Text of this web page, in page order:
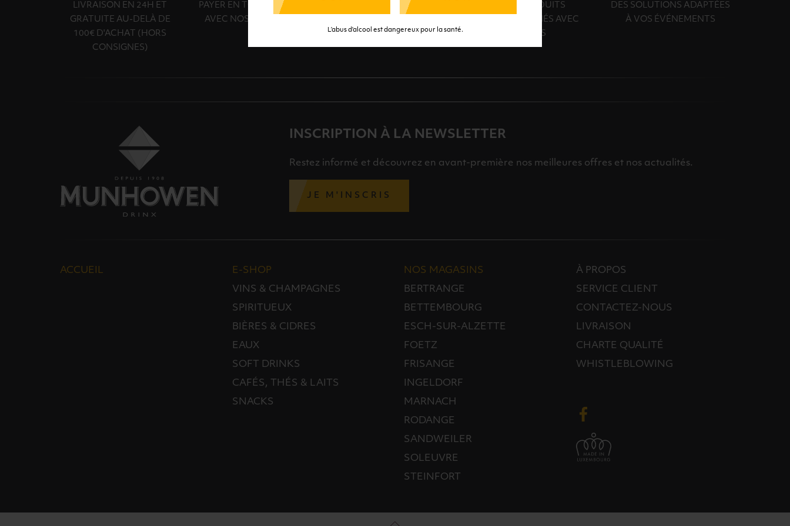
L’abus d’alcool est dangereux pour la santé.
LIVRAISON EN 24H ET
GRATUITE AU-DELÀ DE
100€ D'ACHAT (HORS
CONSIGNES)
PAYER EN TOUTE SÉRÉNITÉ
AVEC NOS PARTENAIRES
NOS CONSEILLERS SONT À
DES PRODUITS
SÉLECTIONNÉS AVEC
SOINS
DES SOLUTIONS ADAPTÉES
À VOS ÉVÉNEMENTS
INSCRIPTION À LA NEWSLETTER
Restez informé et découvrez en avant-première nos meilleures offres et nos actualités.
JE M'INSCRIS
ACCUEIL
E-SHOP
VINS & CHAMPAGNES
SPIRITUEUX
BIÈRES & CIDRES
EAUX
SOFT DRINKS
CAFÉS, THÉS & LAITS
SNACKS
NOS MAGASINS
BERTRANGE
BETTEMBOURG
ESCH-SUR-ALZETTE
FOETZ
FRISANGE
INGELDORF
MARNACH
RODANGE
SANDWEILER
SOLEUVRE
STEINFORT
À PROPOS
SERVICE CLIENT
CONTACTEZ-NOUS
LIVRAISON
CHARTE QUALITÉ
WHISTLEBLOWING